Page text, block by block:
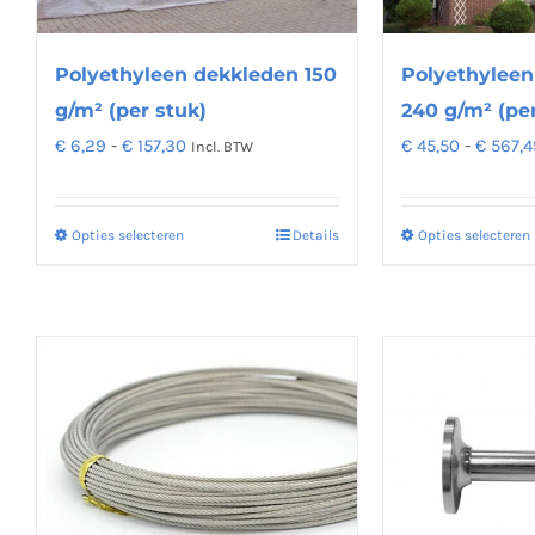
gekozen
worden
op
de
productpagina
Polyethyleen dekkleden 150
g/m² (per stuk)
€ 6,29 - € 157,30 Prijsklasse:
Incl. BTW
Opties selecterenDit
variaties.
Deze
kan
gekozen
Details
240 g/m²
€ 45,50 - €
Opties selecteren